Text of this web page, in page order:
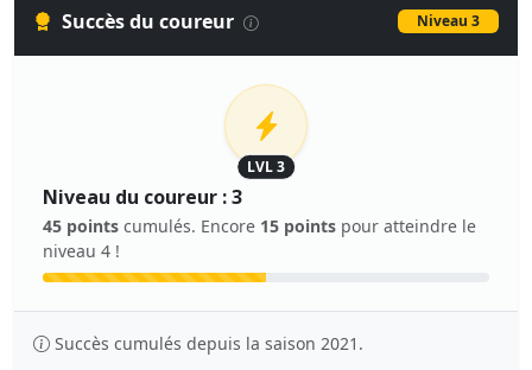
Succès du coureur Niveau 3
LVL 3
Niveau du coureur : 3
45 points cumulés. Encore 15 points pour atteindre le
niveau 4 !
Succès cumulés depuis la saison 2021.